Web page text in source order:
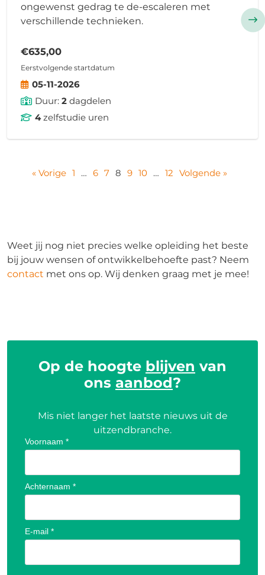
ongewenst gedrag te de-escaleren met
verschillende technieken.
€635,00
Eerstvolgende startdatum
05-11-2026
Duur: 2dagdelen
4zelfstudie uren
« Vorige 1 … 6 7 8 9 10 … 12 Volgende »
Weet jij nog niet precies welke opleiding het beste
bij jouw wensen of ontwikkelbehoefte past? Neem
contact met ons op. Wij denken graag met je mee!
Op de hoogte blijven van
ons aanbod?
Mis niet langer het laatste nieuws uit de
uitzendbranche.